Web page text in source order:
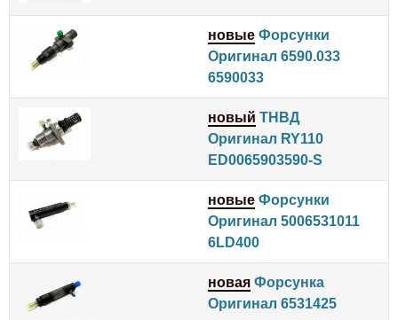
новые Форсунки
Оригинал 6590.033
6590033
новый ТНВД
Оригинал RY110
ED0065903590-S
новые Форсунки
Оригинал 5006531011
6LD400
новая Форсунка
Оригинал 6531425